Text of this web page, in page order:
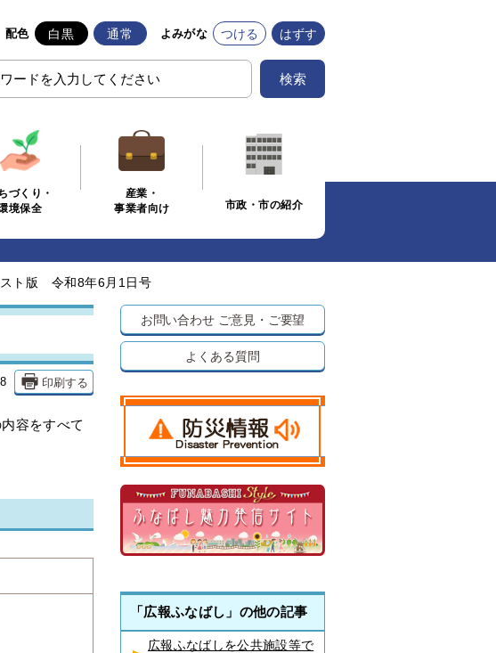
配色 白黒 通常 よみがな つける はずす
検索
づくり・
境保全
産業・
事業者向け
市政・市の紹介
スト版 令和8年6月1日号
印刷する
容をすべて
お問い合わせ ご意見・ご要望
よくある質問
「広報ふなばし」の他の記事
広報ふなばしを公共施設等で